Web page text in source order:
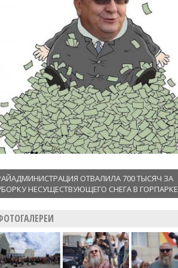
ОТВАЛИЛА 700 ТЫСЯЧ ЗА
НЕСУЩЕСТВУЮЩЕГО СНЕГА В ГОРПАРКЕ